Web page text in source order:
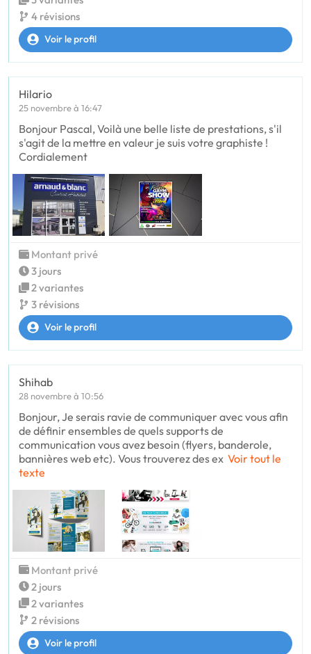
4 révisions
Voir le profil
Hilario
25 novembre à 16:47
Bonjour Pascal, Voilà une belle liste de prestations, s'il
s'agit de la mettre en valeur je suis votre graphiste !
Cordialement
Montant privé
3 jours
2 variantes
3 révisions
Voir le profil
Shihab
28 novembre à 10:56
Bonjour, Je serais ravie de communiquer avec vous afin
de définir ensembles de quels supports de
communication vous avez besoin (flyers, banderole,
bannières web etc). Vous trouverez des ex Voir tout le
texte
Montant privé
2 jours
2 variantes
2 révisions
Voir le profil